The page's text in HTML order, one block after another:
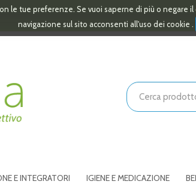
le tue preferenze. Se vuoi saperne di più o negare
navigazione sul sito acconsenti all'uso dei cookie .
Cerca
Prodotto
E INTEGRATORI IGIENE E MEDICAZIONE